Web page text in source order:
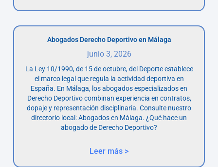
Abogados Derecho Deportivo en Málaga
junio 3, 2026
La Ley 10/1990, de 15 de octubre, del Deporte establece
el marco legal que regula la actividad deportiva en
España. En Málaga, los abogados especializados en
Derecho Deportivo combinan experiencia en contratos,
dopaje y representación disciplinaria. Consulte nuestro
directorio local: Abogados en Málaga. ¿Qué hace un
abogado de Derecho Deportivo?
Leer más >